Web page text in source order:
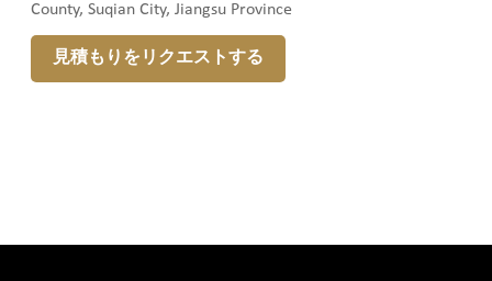
County, Suqian City, Jiangsu Province
見積もりをリクエストする